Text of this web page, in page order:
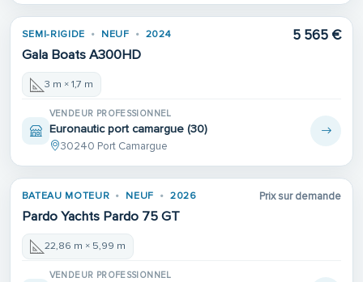
SEMI-RIGIDE NEUF 2024
Gala Boats A300HD
5 565 €
3 m × 1,7 m
VENDEUR PROFESSIONNEL
Euronautic port camargue (30)
30240 Port Camargue
BATEAU MOTEUR NEUF 2026
Pardo Yachts Pardo 75 GT
Prix sur demande
22,86 m × 5,99 m
VENDEUR PROFESSIONNEL